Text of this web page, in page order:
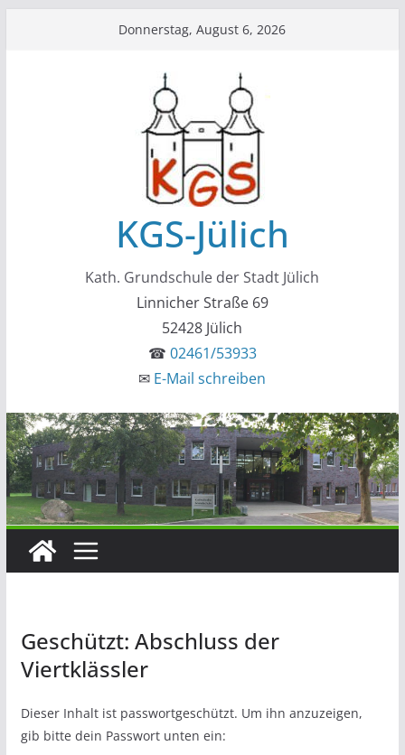
Donnerstag, August 6, 2026
KGS-Jülich
Kath. Grundschule der Stadt Jülich
Linnicher Straße 69
52428 Jülich
☎ 02461/53933
✉ E-Mail schreiben
Geschützt: Abschluss der
Viertklässler
Dieser Inhalt ist passwortgeschützt. Um ihn anzuzeigen,
gib bitte dein Passwort unten ein: